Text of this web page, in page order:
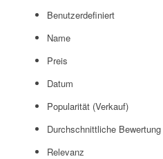
Benutzerdefiniert
Name
Preis
Datum
Popularität (Verkauf)
Durchschnittliche Bewertung
Relevanz